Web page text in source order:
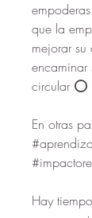
que la
mejorar
encaminar
circular ⭕
En otras
Hay